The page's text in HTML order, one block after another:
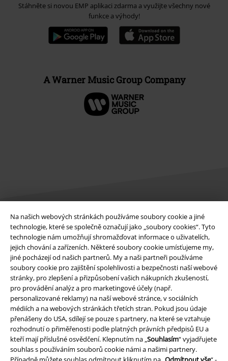
Na našich webových stránkách používáme soubory cookie a jiné
technologie, které se společně označují jako „soubory cookies“. Tyto
technologie nám umožňují shromažďovat informace o uživatelích,
jejich chování a zařízeních. Některé soubory cookie umísťujeme my,
jiné pocházejí od našich partnerů. My a naši partneři používáme
soubory cookie pro zajištění spolehlivosti a bezpečnosti naší webové
stránky, pro zlepšení a přizpůsobení vašich nákupních zkušeností,
pro provádění analýz a pro marketingové účely (např.
personalizované reklamy) na naší webové stránce, v sociálních
médiích a na webových stránkách třetích stran. Pokud jsou údaje
přenášeny do USA, sdílejí se pouze s partnery, na které se vztahuje
rozhodnutí o přiměřenosti podle platných právních předpisů EU a
kteří mají příslušné osvědčení. Klepnutím na „Souhlasím“ vyjadřujete
souhlas s používáním souborů cookie námi a našimi partnery.
Stáhněte si novou EMP aplikaci zdarma a využijte všechny nové
funkce a výhody!
A Warner Music Group Company
Právní informace
Podmínky
Prohlášení
Ochrana osobních údajů
Likvidace odpadu a ochrana životního prostředí
Prohlášení o shodě